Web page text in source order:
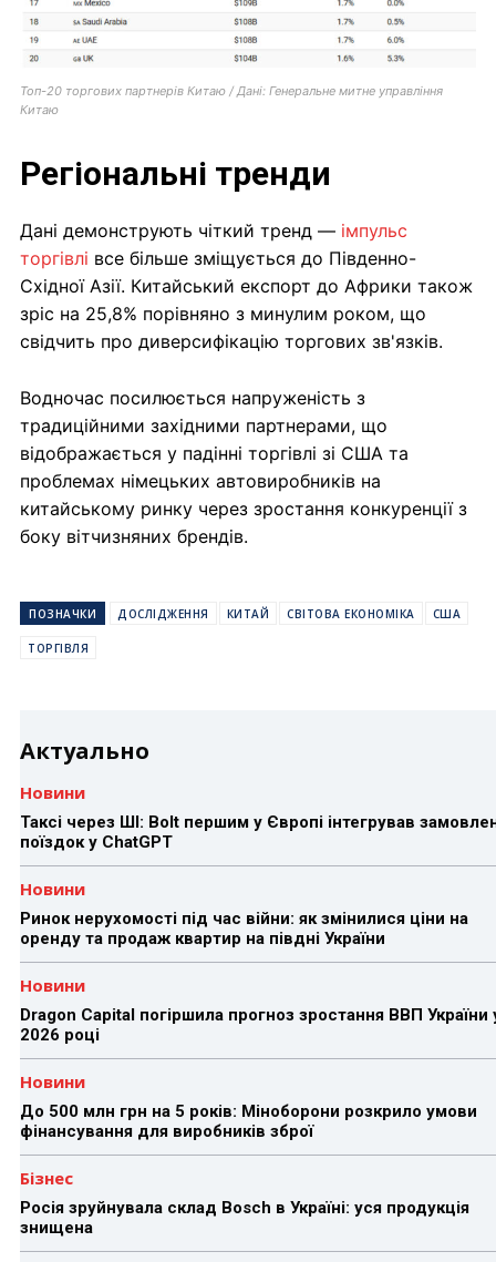
Топ-20 торгових партнерів Китаю / Дані: Генеральне митне управління
Китаю
Регіональні тренди
Дані демонструють чіткий тренд — імпульс
торгівлі все більше зміщується до Південно-
Східної Азії. Китайський експорт до Африки також
зріс на 25,8% порівняно з минулим роком, що
свідчить про диверсифікацію торгових зв'язків.
Водночас посилюється напруженість з
традиційними західними партнерами, що
відображається у падінні торгівлі зі США та
проблемах німецьких автовиробників на
китайському ринку через зростання конкуренції з
боку вітчизняних брендів.
ПОЗНАЧКИ ДОСЛІДЖЕННЯ КИТАЙ СВІТОВА ЕКОНОМІКА США
ТОРГІВЛЯ
Актуально
Новини
Таксі через ШІ: Bolt першим у Європі інтегрував
поїздок у ChatGPT
Новини
Ринок нерухомості під час війни: як змінилися ціни на
оренду та продаж квартир на півдні України
Новини
Dragon Capital погіршила прогноз зростання ВВП України
2026 році
Новини
До 500 млн грн на 5 років: Міноборони розкрило умови
фінансування для виробників зброї
Бізнес
Росія зруйнувала склад Bosch в Україні: уся продукція
знищена